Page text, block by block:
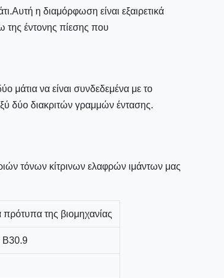
η διαμόρφωση είναι εξαιρετικά
της έντονης πίεσης που
μάτια να είναι συνδεδεμένα με το
δύο διακριτών γραμμών έντασης.
τόνων κίτρινων ελαφρών ιμάντων μας
της βιομηχανίας
B30.9